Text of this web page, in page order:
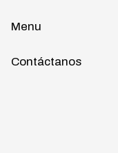
Menu
Contáctanos